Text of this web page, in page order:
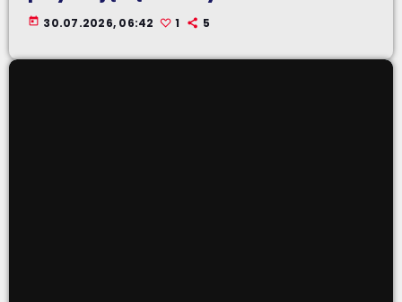
today 30.07.2026, 06:42 1 5